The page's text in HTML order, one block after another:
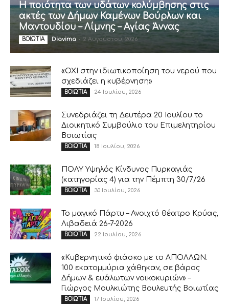
Η ποιότητα των υδάτων κολύμβησης στις
ακτές των Δήμων Καμένων Βούρλων και
Μαντουδίου – Λίμνης – Αγίας Άννας
ΒΟΙΩΤΙΑ Diavima - 2 Αυγούστου, 2026
«ΟΧΙ στην ιδιωτικοποίηση του νερού που
σχεδιάζει η κυβέρνηση»
ΒΟΙΩΤΙΑ 24 Ιουλίου, 2026
Συνεδριάζει τη Δευτέρα 20 Ιουλίου το
Διοικητικό Συμβούλιο του Επιμελητηρίου
Βοιωτίας
ΒΟΙΩΤΙΑ 18 Ιουλίου, 2026
ΠΟΛΥ Υψηλός Κίνδυνος Πυρκαγιάς
(κατηγορίας 4) για την Πέμπτη 30/7/26
ΒΟΙΩΤΙΑ 30 Ιουλίου, 2026
Το μαγικό Πάρτυ – Ανοιχτό θέατρο Κρύας,
Λιβαδειά 26-7-2026
ΒΟΙΩΤΙΑ 22 Ιουλίου, 2026
«Κυβερνητικό φιάσκο με το ΑΠΟΛΛΩΝ.
100 εκατομμύρια χάθηκαν, σε βάρος
Δήμων & ευάλωτων νοικοκυριών» –
Γιώργος Μουλκιώτης Βουλευτής Βοιωτίας
ΒΟΙΩΤΙΑ 17 Ιουλίου, 2026